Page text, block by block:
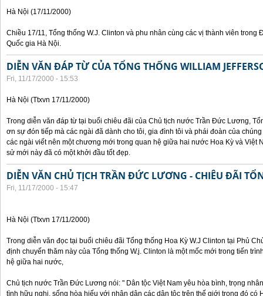
Hà Nội (17/11/2000)
Chiều 17/11, Tổng thống W.J. Clinton và phu nhân cùng các vị thành viên
Quốc gia Hà Nội.
DIỄN VĂN ĐÁP TỪ CỦA TỔNG THỐNG WILLIAM
Fri, 11/17/2000 - 15:53
Hà Nội (Ttxvn 17/11/2000)
Trong diễn văn đáp từ tại buổi chiêu đãi của Chủ tịch nước Trần Đức Lương,
ơn sự đón tiếp mà các ngài đã dành cho tôi, gia đình tôi và phái đoàn của
các ngài viết nên một chương mới trong quan hệ giữa hai nước Hoa Kỳ và Việt
sử mới này đã có một khởi đầu tốt đẹp.
DIỄN VĂN CHỦ TỊCH TRẦN ĐỨC LƯƠNG - CHIÊU ĐÃI
Fri, 11/17/2000 - 15:47
Hà Nội (Ttxvn 17/11/2000)
Trong diễn văn đọc tại buổi chiêu đãi Tổng thống Hoa Kỳ W.J Clinton tại Phủ
định chuyến thăm này của Tổng thống W.j. Clinton là một mốc mới trong tiến
hệ giữa hai nước,
Chủ tịch nước Trần Đức Lương nói: " Dân tộc Việt Nam yêu hòa bình, trọng
tình hữu nghị, sống hòa hiếu với nhân dân các dân tộc trên thế giới trong đó có